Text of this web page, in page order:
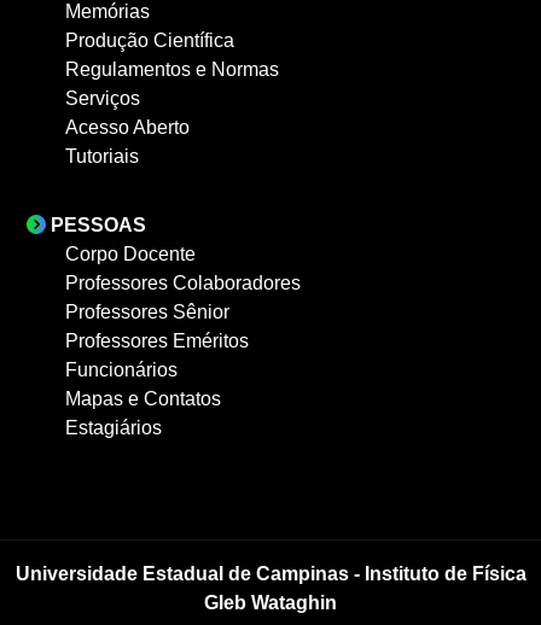
Memórias
Produção Científica
Regulamentos e Normas
Serviços
Acesso Aberto
Tutoriais
PESSOAS
Corpo Docente
Professores Colaboradores
Professores Sênior
Professores Eméritos
Funcionários
Mapas e Contatos
Estagiários
Universidade Estadual de Campinas - Instituto de Física
Gleb Wataghin